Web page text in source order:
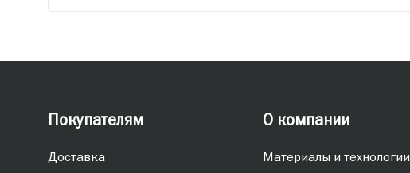
Покупателям
Доставка
О компании
Материалы и технологии